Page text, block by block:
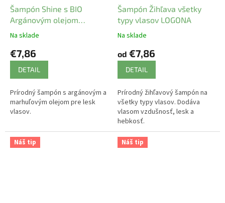
Šampón Shine s BIO
Argánovým olejom
LOGONA
Na sklade
€7,86
DETAIL
Prírodný šampón s argánovým a
marhuľovým olejom pre lesk
vlasov.
Šampón Žihľava všetky
typy vlasov LOGONA
Na sklade
od €7,86
DETAIL
Prírodný žihľavový šampón na
všetky typy vlasov. Dodáva
vlasom vzdušnosť, lesk a
hebkosť.
Náš tip Náš tip